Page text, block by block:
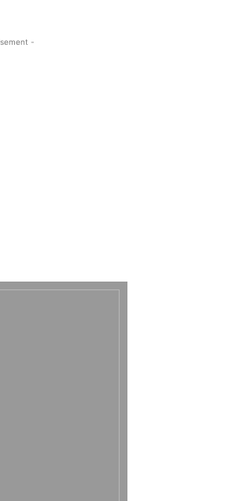
- Advertisement -